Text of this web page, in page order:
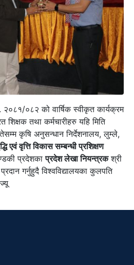
२०८१/०८२ को वार्षिक स्वीकृत कार्यक्रम
शिक्षक तथा कर्मचारीहरु यहि मिति
कृषि अनुसन्धान निर्देशनालय, लुम्ले,
एवं वृत्ति विकास सम्बन्धी प्रशिक्षण
प्रदेशकाप्रदेश लेखा नियन्त्रकश्री
गर्नुहुदै विश्वविद्यालयका कुलपति